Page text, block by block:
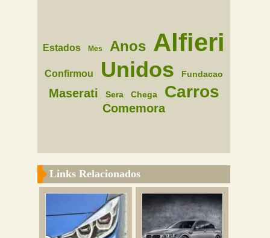
Estados Mes Anos Alfieri
Confirmou Unidos Fundacao
Maserati Sera Chega Carros
Comemora
Links Relacionados